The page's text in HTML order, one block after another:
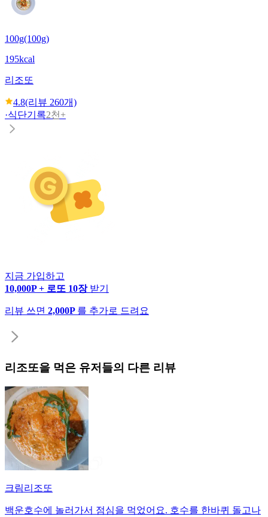
100g(100g)
195kcal
리조또
4.8(리뷰 260개)
·식단기록2천+
지금 가입하고
10,000P + 로또 10장 받기
리뷰 쓰면 2,000P 를 추가로 드려요
리조또을 먹은 유저들의 다른 리뷰
크림리조또
백운호수에 놀러가서 점심을 먹었어요. 호수를 한바퀴 돌고나